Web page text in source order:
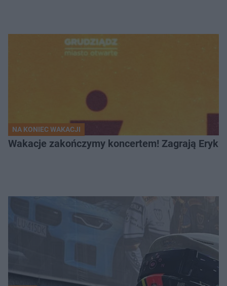
NA KONIEC WAKACJI
Wakacje zakończymy koncertem! Zagrają Eryk